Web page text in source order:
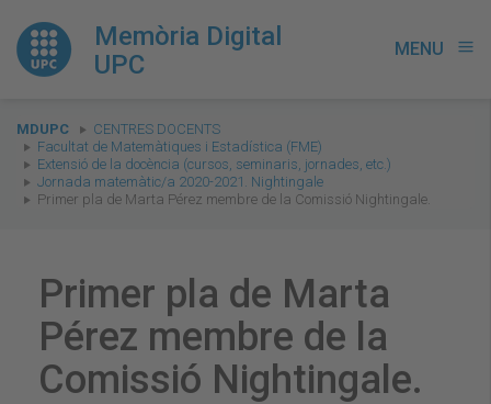
Memòria Digital
UPC
MENU menu
You
are
here:
MDUPC
CENTRES DOCENTS
Facultat de Matemàtiques i Estadística (FME)
Extensió de la docència (cursos, seminaris, jornades, etc.)
Jornada matemàtic/a 2020-2021. Nightingale
Primer pla de Marta Pérez membre de la Comissió Nightingale.
Primer pla de Marta
Pérez membre de la
Comissió Nightingale.